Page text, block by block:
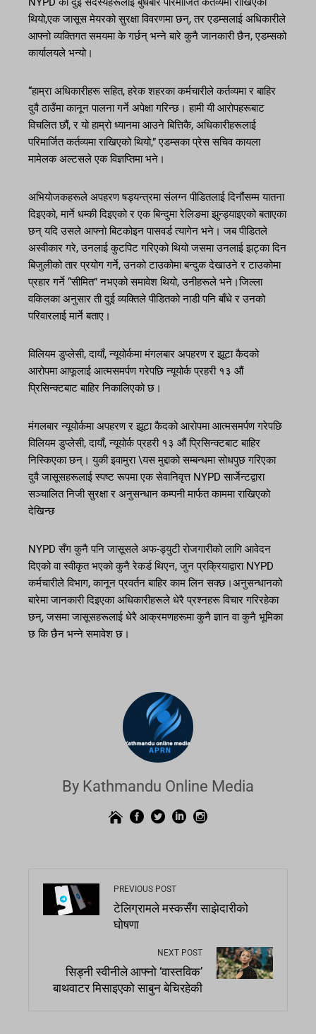
थियो,एक जासूस मेयरको सुरक्षा विवरणमा छन्, तर एडम्सलाई अधिकारीले
आफ्नो व्यक्तिगत समयमा के गर्छन् भन्ने बारे कुनै जानकारी छैन, एडम्सको
कार्यालयले भन्यो।
“हाम्रा अधिकारीहरू सहित, हरेक शहरका कर्मचारीले कर्तव्यमा र बाहिर
दुवै ठाउँमा कानून पालना गर्ने अपेक्षा गरिन्छ। हामी यी आरोपहरूबाट
विचलित छौं, र यो हाम्रो ध्यानमा आउने बित्तिकै, अधिकारीहरूलाई
परिमार्जित कर्तव्यमा राखिएको थियो,” एडम्सका प्रेस सचिव कायला
मामेलक अल्टसले एक विज्ञप्तिमा भने।
अभियोजकहरूले अपहरण षड्यन्त्रमा संलग्न पीडितलाई दिनौंसम्म यातना
दिइएको, मार्ने धम्की दिइएको र एक बिन्दुमा रेलिङमा झुन्ड्याइएको बताएका
छन् यदि उसले आफ्नो बिटकोइन पासवर्ड त्यागेन भने। जब पीडितले
अस्वीकार गरे, उनलाई कुटपिट गरिएको थियो जसमा उनलाई झट्का दिन
बिजुलीको तार प्रयोग गर्ने, उनको टाउकोमा बन्दुक देखाउने र टाउकोमा
प्रहार गर्ने “सीमित” नभएको समावेश थियो, उनीहरूले भने।जिल्ला
वकिलका अनुसार ती दुई व्यक्तिले पीडितको नाडी पनि बाँधे र उनको
परिवारलाई मार्ने बताए।
विलियम डुप्लेसी, दायाँ, न्यूयोर्कमा मंगलबार अपहरण र झूटा कैदको
आरोपमा आफूलाई आत्मसमर्पण गरेपछि न्यूयोर्क प्रहरी १३ औं
प्रिसिन्क्टबाट बाहिर निकालिएको छ।
मंगलबार न्यूयोर्कमा अपहरण र झूटा कैदको आरोपमा आत्मसमर्पण गरेपछि
विलियम डुप्लेसी, दायाँ, न्यूयोर्क प्रहरी १३ औं प्रिसिन्क्टबाट बाहिर
निस्किएका छन्। युकी इवामुरा \यस मुद्दाको सम्बन्धमा सोधपुछ गरिएका
दुवै जासूसहरूलाई स्पष्ट रूपमा एक सेवानिवृत्त NYPD सार्जेन्टद्वारा
सञ्चालित निजी सुरक्षा र अनुसन्धान कम्पनी मार्फत काममा राखिएको
देखिन्छ
NYPD सँग कुनै पनि जासूसले अफ-ड्युटी रोजगारीको लागि आवेदन
दिएको वा स्वीकृत भएको कुनै रेकर्ड थिएन, जुन प्रक्रियाद्वारा NYPD
कर्मचारीले विभाग, कानून प्रवर्तन बाहिर काम लिन सक्छ।अनुसन्धानको
बारेमा जानकारी दिइएका अधिकारीहरूले धेरै प्रश्नहरू विचार गरिरहेका
छन्, जसमा जासूसहरूलाई धेरै आक्रमणहरूमा कुनै ज्ञान वा कुनै भूमिका
छ कि छैन भन्ने समावेश छ।
By Kathmandu Online Media
PREVIOUS POST
टेलिग्रामले मस्कसँग साझेदारीको
घोषणा
NEXT POST
सिड्नी स्वीनीले आफ्नो ‘वास्तविक’
बाथवाटर मिसाइएको साबुन बेचिरहेकी